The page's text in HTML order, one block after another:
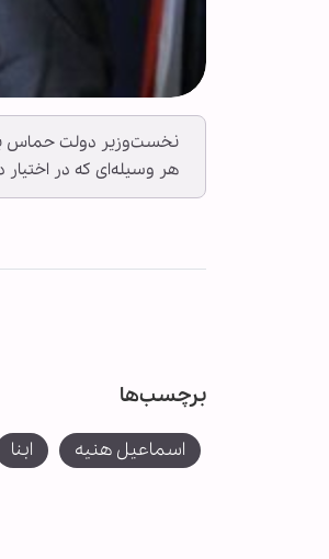
نخست‌وزیر دولت حماس با
هر وسیله‌ای که در اختیار
برچسب‌ها
اسماعیل هنیه ابنا